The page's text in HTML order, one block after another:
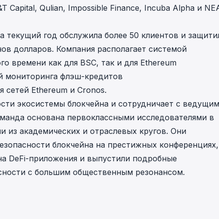
investigations.
labels, risk scoring, and
APIs for crypto compliance.
Capital, Qulian, Impossible Finance, Incuba Alpha и
текущий год обслужила более 50 клиентов и
долларов. Компания располагает системой
времени как для BSC, так и для Ethereum
мониторинга флэш-кредитов
сетей Ethereum и Cronos.
экосистемы блокчейна и сотрудничает с
основана первоклассными исследователями в
из академических и отраслевых кругов. Они
блокчейна на престижных конференциях,
DeFi-приложения и выпустили подробные
с большим общественным резонансом.